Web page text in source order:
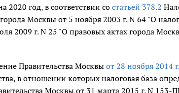
2020 год, в соответствии со статьей 378.2
Москвы от 5 ноября 2003 г. N 64 "О
2009 г. N 25 "О правовых актах города
Правительства Москвы от 28 ноября 2014
в отношении которых налоговая база
Москвы от 31 марта 2015 г. N 153-